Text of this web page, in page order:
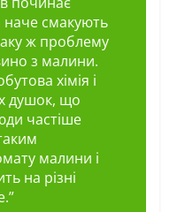
смакують
ж проблему
з малини.
хімія і
душок, що
частіше
малини і
на різні